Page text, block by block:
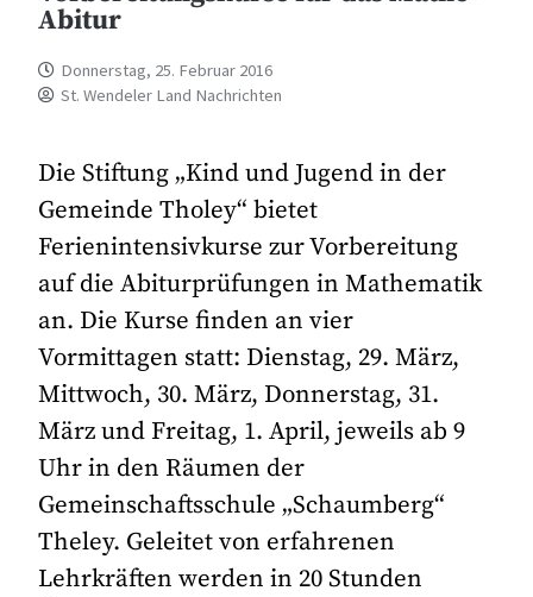
Abitur
Donnerstag, 25. Februar 2016
St. Wendeler Land Nachrichten
Die Stiftung „Kind und Jugend in der
Gemeinde Tholey“ bietet
Ferienintensivkurse zur Vorbereitung
auf die Abiturprüfungen in Mathematik
an. Die Kurse finden an vier
Vormittagen statt: Dienstag, 29. März,
Mittwoch, 30. März, Donnerstag, 31.
März und Freitag, 1. April, jeweils ab 9
Uhr in den Räumen der
Gemeinschaftsschule „Schaumberg“
Theley. Geleitet von erfahrenen
Lehrkräften werden in 20 Stunden